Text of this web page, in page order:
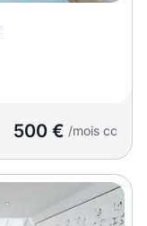
500 € /mois cc